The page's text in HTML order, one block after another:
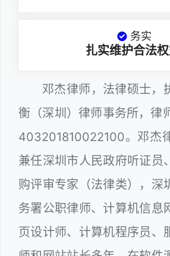
务实
扎实维护合法
邓杰律师，法律硕士，
衡（深圳）律师事务所，律
403201810022100。邓杰
兼任深圳市人民政府听证员
购评审专家（法律类），深
务署公职律师、计算机信息
页设计师、计算机程序员、